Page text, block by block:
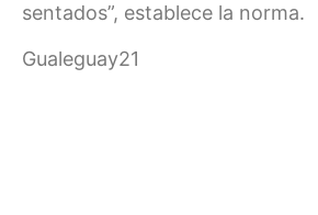
sentados”, establece la norma.
Gualeguay21